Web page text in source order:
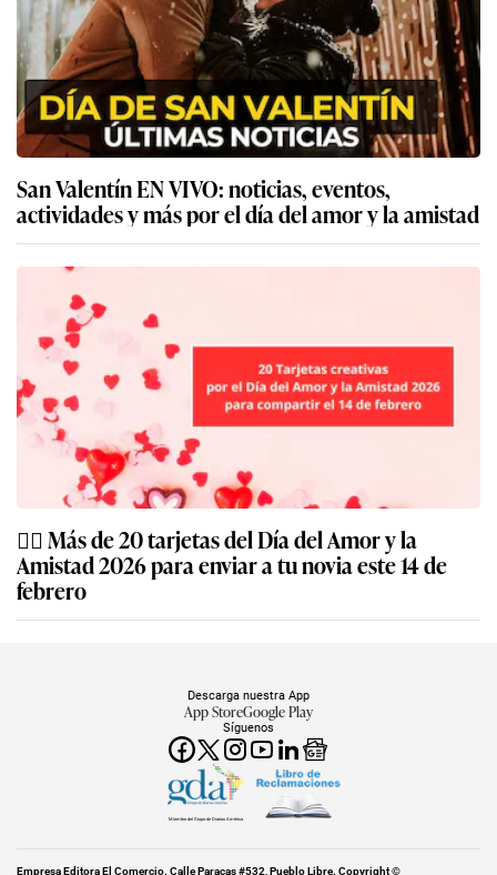
San Valentín EN VIVO: noticias, eventos,
actividades y más por el día del amor y la amistad
❤️‍🔥 Más de 20 tarjetas del Día del Amor y la
Amistad 2026 para enviar a tu novia este 14 de
febrero
Síguenos
Descarga nuestra App
App StoreGoogle Play
Miembro del Grupo de Diarios América
Empresa Editora El Comercio. Calle Paracas #532, Pueblo Libre. Copyright ©